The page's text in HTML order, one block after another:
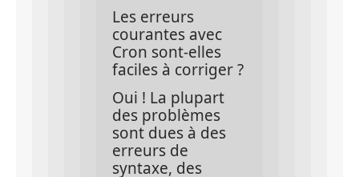
Les erreurs
courantes avec
Cron sont-elles
faciles à corriger ?
Oui ! La plupart
des problèmes
sont dues à des
erreurs de
syntaxe, des